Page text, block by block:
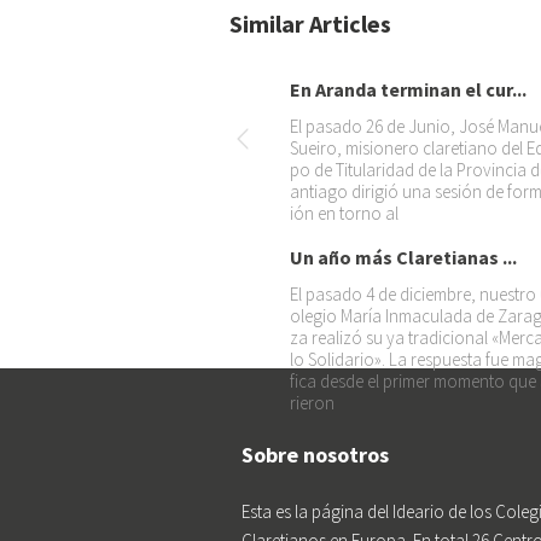
Similar Articles
En Aranda terminan el cur...
El pasado 26 de Junio, José
Sueiro, misionero claretiano del
po de Titularidad de la Provincia
antiago dirigió una sesión de
ión en torno al
Un año más Claretianas ...
El pasado 4 de diciembre, nuestro
olegio María Inmaculada de
za realizó su ya tradicional
lo Solidario». La respuesta fue
fica desde el primer momento que
rieron
Sobre nosotros
Esta es la página del Ideario de los